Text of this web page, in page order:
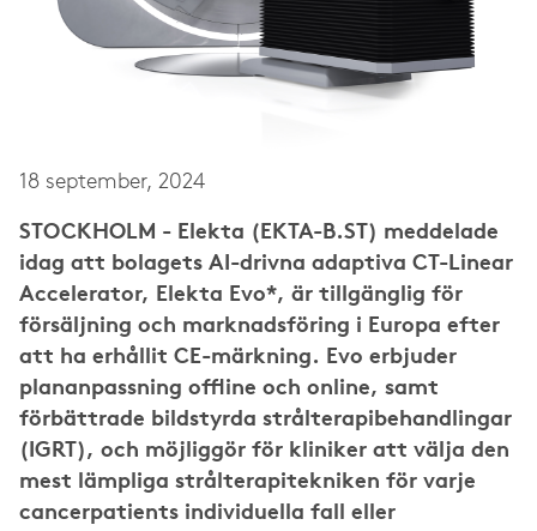
18 september, 2024
STOCKHOLM - Elekta (EKTA-B.ST) meddelade
idag att bolagets AI-drivna adaptiva CT-Linear
Accelerator, Elekta Evo*, är tillgänglig för
försäljning och marknadsföring i Europa efter
att ha erhållit CE-märkning. Evo erbjuder
plananpassning offline och online, samt
förbättrade bildstyrda strålterapibehandlingar
(IGRT), och möjliggör för kliniker att välja den
mest lämpliga strålterapitekniken för varje
cancerpatients individuella fall eller